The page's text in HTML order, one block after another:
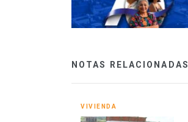
NOTAS RELACIONADAS
VIVIENDA